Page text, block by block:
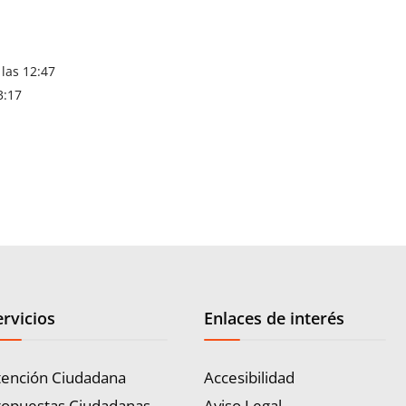
12:47
Ciudadana
Enlaces de interés
Accesibilidad